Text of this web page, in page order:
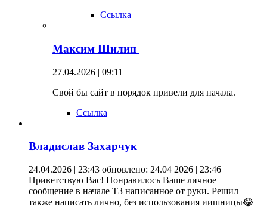
Ссылка
Максим Шилин
27.04.2026 | 09:11
Свой бы сайт в порядок привели для начала.
Ссылка
Владислав Захарчук
24.04.2026 | 23:43 обновлено: 24.04 2026 | 23:46
Приветствую Вас! Понравилось Ваше личное
сообщение в начале ТЗ написанное от руки. Решил
также написать лично, без использования иишницы😂